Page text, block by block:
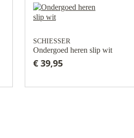
SCHIESSER
Ondergoed heren slip wit
€ 39,95